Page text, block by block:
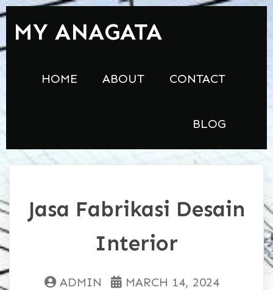
MY ANAGATA
HOME ABOUT CONTACT
BLOG
Jasa Fabrikasi Desain
Interior
ADMIN
MARCH 14, 2024